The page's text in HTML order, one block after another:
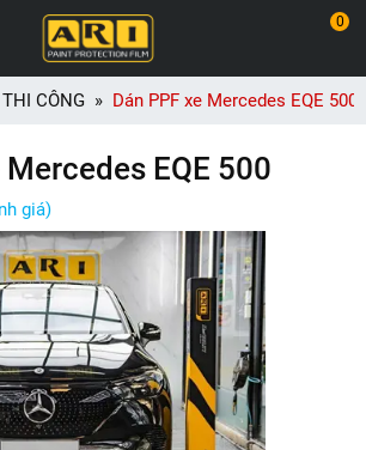
0
CÔNG Dán PPF xe Mercedes EQE 500
Mercedes EQE 500
giá)